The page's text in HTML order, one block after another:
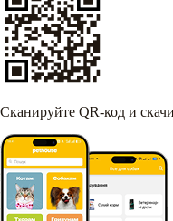
Сканируйте QR-код и